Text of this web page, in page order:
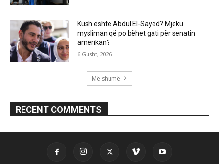
Kush është Abdul El-Sayed? Mjeku
mysliman që po bëhet gati për senatin
amerikan?
6 Gusht, 2026
Më shumë
RECENT COMMENTS